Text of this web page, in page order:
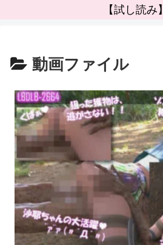
【試し読み】
動画ファイル